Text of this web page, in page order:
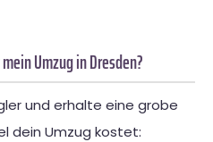
Umzug in Dresden?
und erhalte eine grobe
dein Umzug kostet: